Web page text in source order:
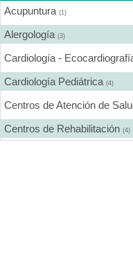
Acupuntura (1)
Alergología (3)
Cardiología -
Cardiología Pediátrica (4)
Centros de Atención de
Centros de Rehabilitación (4)